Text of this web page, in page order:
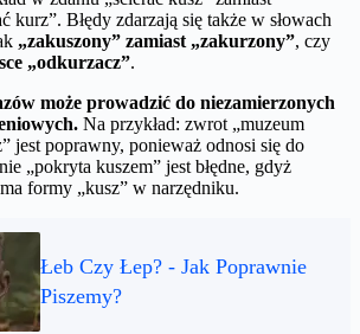
kurz”. Błędy zdarzają się także w słowach
„zakuszony” zamiast „zakurzony”, czy
„odkurzacz”.
może prowadzić do niezamierzonych
Na przykład: zwrot „muzeum
jest poprawny, ponieważ odnosi się do
„pokryta kuszem” jest błędne, gdyż
formy „kusz” w narzędniku.
Łeb Czy Łep? - Jak Poprawnie
Piszemy?